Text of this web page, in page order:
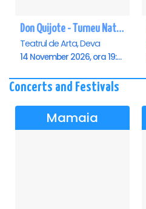
Don Quijote - Turneu National de balet - Deva
Teatrul de Arta, Deva
14 November 2026, ora 19:00
Concerts and Festivals
Mamaia